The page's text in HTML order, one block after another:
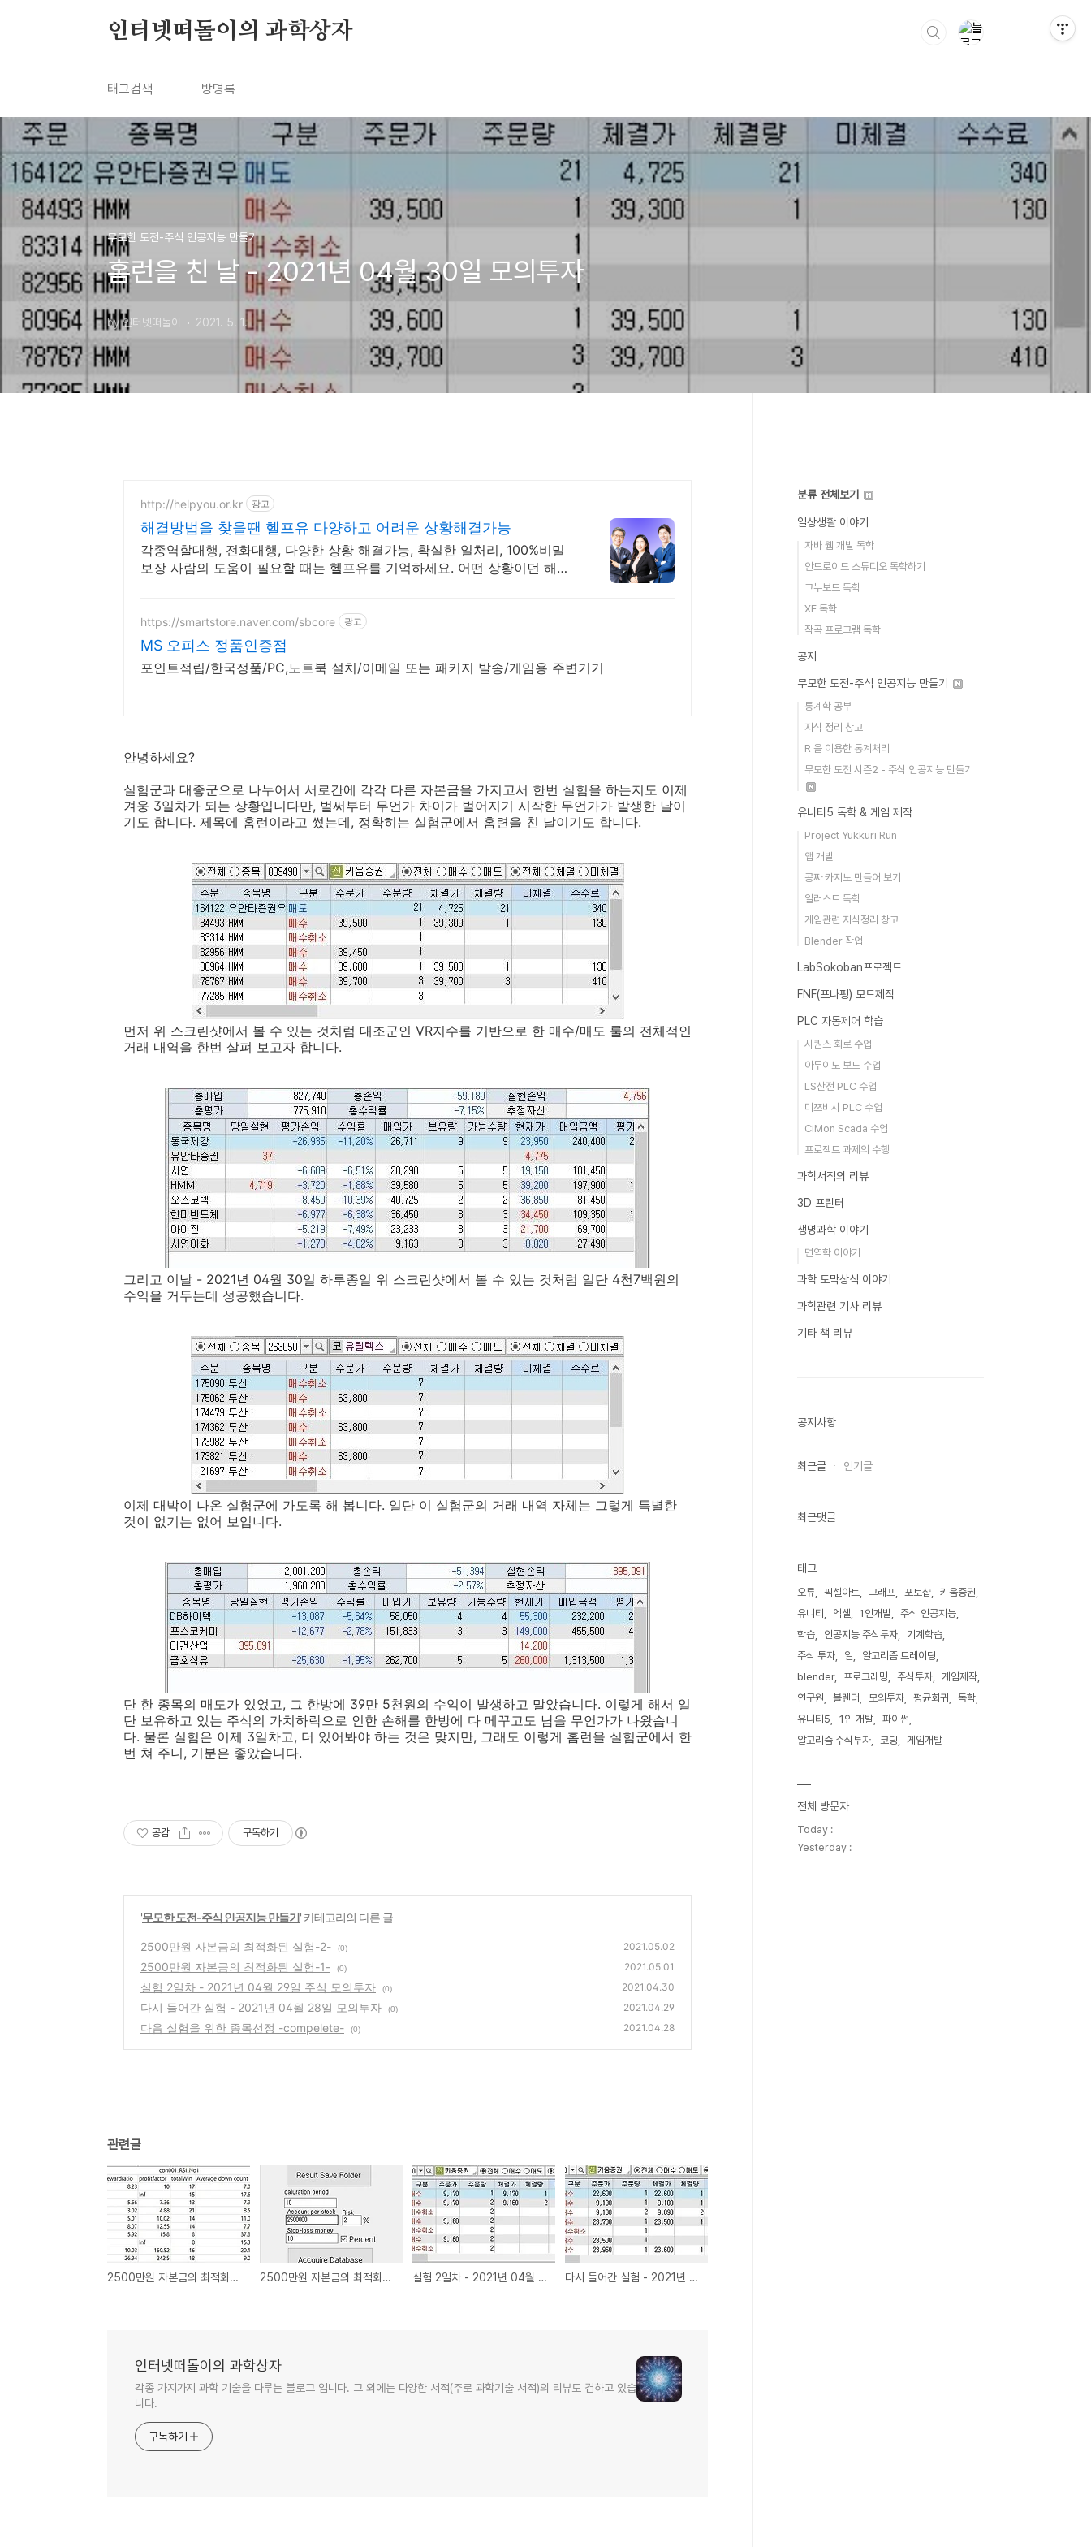
인터넷떠돌이의 과학상자
태그검색 방명록
무모한 도전-주식 인공지능 만들기
홈런을 친 날 - 2021년 04월 30일 모의투자
by 인터넷떠돌이 2021. 5. 1.
http://helpyou.or.kr 광고
해결방법을 찾을땐 헬프유 다양하고 어려운 상황해결가능
각종역할대행, 전화대행, 다양한 상황 해결가능, 확실한 일처리, 100%비밀
보장 사람의 도움이 필요할 때는 헬프유를 기억하세요. 어떤 상황이던 해결
https://smartstore.naver.com/sbcore 광고
MS 오피스 정품인증점
포인트적립/한국정품/PC,노트북 설치/이메일 또는 패키지 발송/게임용 주변기기
안녕하세요?
실험군과 대좋군으로 나누어서 서로간에 각각 다른 자본금을 가지고서 한번 실험을 하는지도 이제
겨웅 3일차가 되는 상황입니다만, 벌써부터 무언가 차이가 벌어지기 시작한 무언가가 발생한 날이
기도 합니다. 제목에 홈런이라고 썼는데, 정확히는 실험군에서 홈련을 친 날이기도 합니다.
먼저 위 스크린샷에서 볼 수 있는 것처럼 대조군인 VR지수를 기반으로 한 매수/매도 룰의 전체적인
거래 내역을 한번 살펴 보고자 합니다.
그리고 이날 - 2021년 04월 30일 하루종일 위 스크린샷에서 볼 수 있는 것처럼 일단 4천7백원의
수익을 거두는데 성공했습니다.
이제 대박이 나온 실험군에 가도록 해 봅니다. 일단 이 실험군의 거래 내역 자체는 그렇게 특별한
것이 없기는 없어 보입니다.
단 한 종목의 매도가 있었고, 그 한방에 39만 5천원의 수익이 발생하고 말았습니다. 이렇게 해서 일
단 보유하고 있는 주식의 가치하락으로 인한 손해를 한방에 다 메꾸고도 남을 무언가가 나왔습니
다. 물론 실험은 이제 3일차고, 더 있어봐야 하는 것은 맞지만, 그래도 이렇게 홈런을 실험군에서 한
번 쳐 주니, 기분은 좋았습니다.
공감 구독하기
'무모한 도전-주식 인공지능 만들기' 카테고리의 다른 글
2500만원 자본금의 최적화된 실험-2- (0) 2021.05.02
2500만원 자본금의 최적화된 실험-1- (0) 2021.05.01
실험 2일차 - 2021년 04월 29일 주식 모의투자 (0) 2021.04.30
다시 들어간 실험 - 2021년 04월 28일 모의투자 (0) 2021.04.29
다음 실험을 위한 종목선정 -compelete- (0) 2021.04.28
관련글
2500만원 자본금의 최적화된 실험-2- 2500만원 자본금의 최적화된 실험-1- 실험 2일차 - 2021년 04월 29일 주식 모의투자 다시 들어간 실험 - 2021년 04월 28일 모의투자
인터넷떠돌이의 과학상자
각종 가지가지 과학 기술을 다루는 블로그 입니다. 그 외에는 다양한 서적(주로 과학기술 서적)의 리뷰도 겸하고 있습
니다.
구독하기
분류 전체보기
일상생활 이야기
자바 웹 개발 독학
안드로이드 스튜디오 독학하기
그누보드 독학
XE 독학
작곡 프로그램 독학
공지
무모한 도전-주식 인공지능 만들기
통계학 공부
지식 정리 창고
R 을 이용한 통계처리
무모한 도전 시즌2 - 주식 인공지능 만들기
유니티5 독학 & 게임 제작
Project Yukkuri Run
앱 개발
공짜 카지노 만들어 보기
일러스트 독학
게임관련 지식정리 창고
Blender 작업
LabSokoban프로젝트
FNF(프나펑) 모드제작
PLC 자동제어 학습
시퀀스 회로 수업
아두이노 보드 수업
LS산전 PLC 수업
미쯔비시 PLC 수업
CiMon Scada 수업
프로젝트 과제의 수행
과학서적의 리뷰
3D 프린터
생명과학 이야기
면역학 이야기
과학 토막상식 이야기
과학관련 기사 리뷰
기타 책 리뷰
공지사항
최근글 인기글
최근댓글
태그
오류 픽셀아트 그래프 포토샵
키움증권
유니티
엑셀 1인개발
주식 인공지능
학습
인공지능 주식투자
기계학습
주식 투자
일
알고리즘 트레이딩
blender
프로그래밍 주식투자
게임제작
연구원
블렌더 모의투자 평균회귀
독학
유니티5
1인 개발
파이썬
알고리즘 주식투자
코딩 게임개발
전체 방문자
Today :
Yesterday :